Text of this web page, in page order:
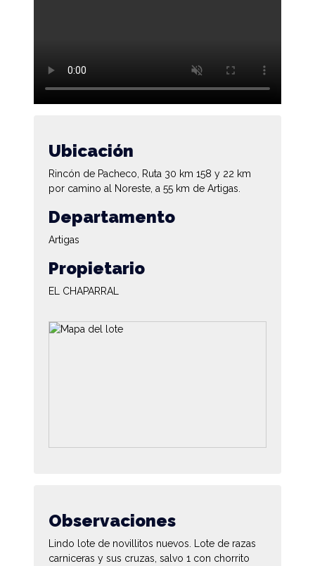
Ubicación
Rincón de Pacheco, Ruta 30 km 158 y 22 km
por camino al Noreste, a 55 km de Artigas.
Departamento
Artigas
Propietario
EL CHAPARRAL
Observaciones
Lindo lote de novillitos nuevos. Lote de razas
carniceras y sus cruzas, salvo 1 con chorrito